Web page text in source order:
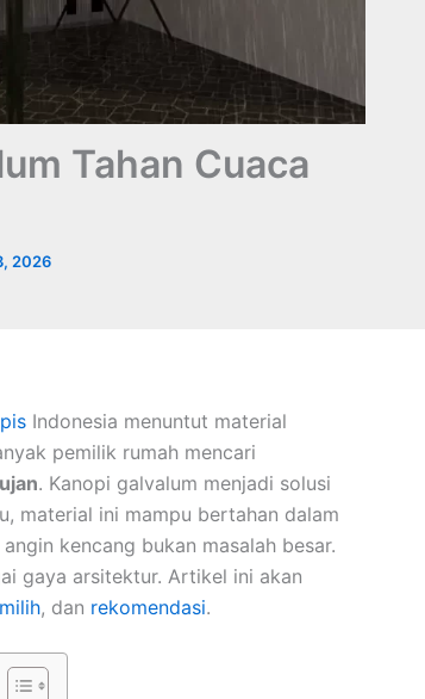
Tahan Cuaca
2026
Indonesia menuntut material
pemilik rumah mencari
. Kanopi galvalum menjadi solusi
material ini mampu bertahan dalam
kencang bukan masalah besar.
gaya arsitektur. Artikel ini akan
, dan rekomendasi.